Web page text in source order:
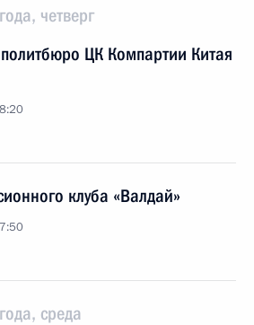
четверг
ЦК Компартии Китая
клуба «Валдай»
среда